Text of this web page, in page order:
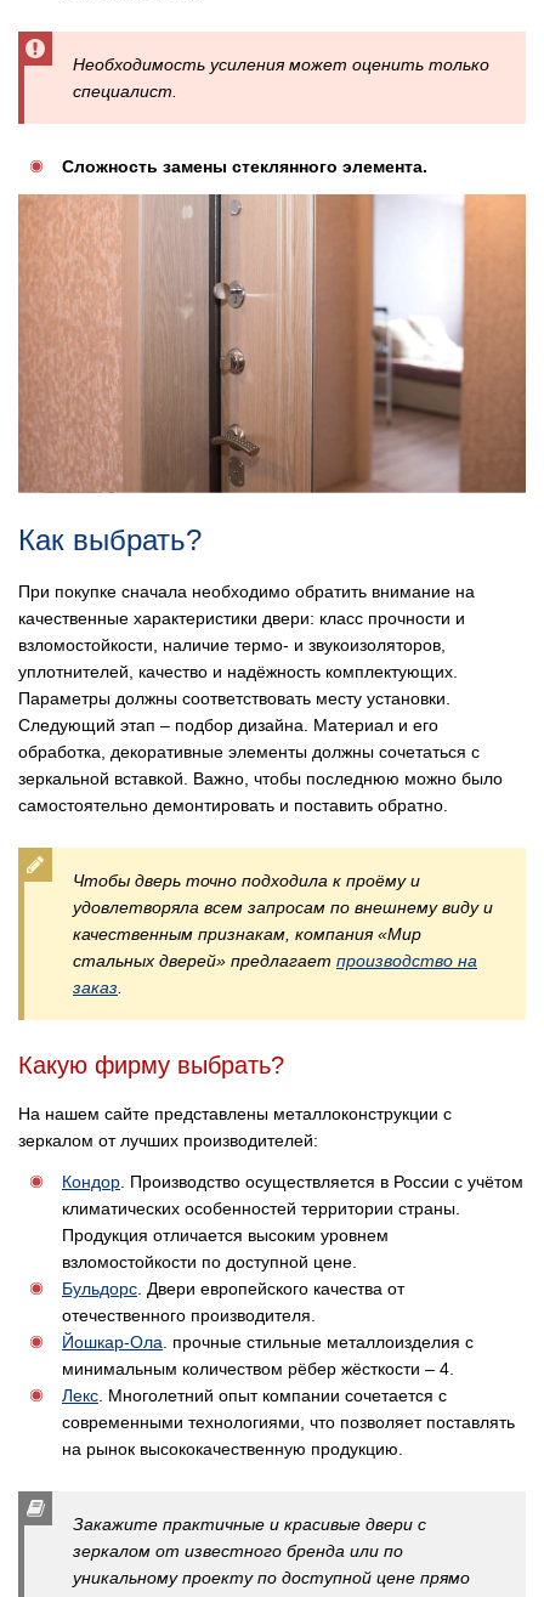
Необходимость усиления может оценить только
специалист.
Сложность замены стеклянного элемента.
Как выбрать?
При покупке сначала необходимо обратить внимание на
качественные характеристики двери: класс прочности и
взломостойкости, наличие термо- и звукоизоляторов,
уплотнителей, качество и надёжность комплектующих.
Параметры должны соответствовать месту установки.
Следующий этап – подбор дизайна. Материал и его
обработка, декоративные элементы должны сочетаться с
зеркальной вставкой. Важно, чтобы последнюю можно было
самостоятельно демонтировать и поставить обратно.
Чтобы дверь точно подходила к проёму и
удовлетворяла всем запросам по внешнему виду и
качественным признакам, компания «Мир
стальных дверей» предлагает производство на
заказ
Какую фирму выбрать?
На нашем сайте представлены металлоконструкции с
зеркалом от лучших производителей:
Кондор . Производство осуществляется в России с учётом
климатических особенностей территории страны.
Продукция отличается высоким уровнем
взломостойкости по доступной цене.
Бульдорс . Двери европейского качества от
отечественного производителя.
Йошкар-Ола . прочные стильные металлоизделия с
минимальным количеством рёбер жёсткости – 4.
Лекс . Многолетний опыт компании сочетается с
современными технологиями, что позволяет поставлять
на рынок высококачественную продукцию.
Закажите практичные и красивые двери с
зеркалом от известного бренда или по
уникальному проекту по доступной цене прямо